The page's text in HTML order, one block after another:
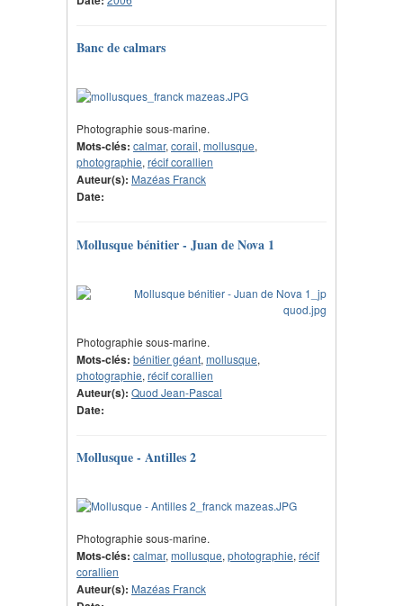
Banc de calmars
Photographie sous-marine.
Mots-clés: calmar, corail, mollusque,
photographie, récif corallien
Auteur(s): Mazéas Franck
Date:
Mollusque bénitier - Juan de Nova 1
Photographie sous-marine.
Mots-clés: bénitier géant, mollusque,
photographie, récif corallien
Auteur(s): Quod Jean-Pascal
Date:
Mollusque - Antilles 2
Photographie sous-marine.
Mots-clés: calmar, mollusque, photographie, récif
corallien
Auteur(s): Mazéas Franck